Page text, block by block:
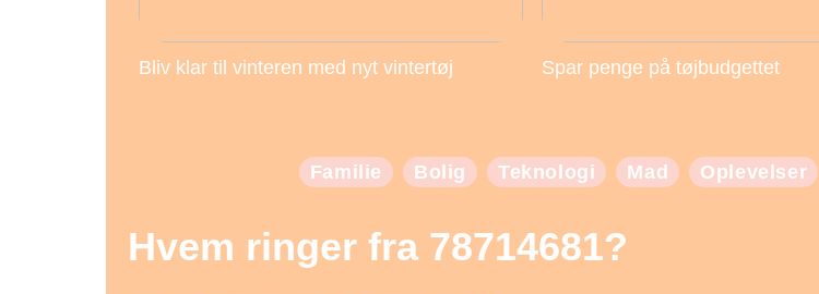
Bliv klar til vinteren med nyt vintertøj Spar penge på tøjbudgettet
Familie Bolig Teknologi Mad Oplevelser
Hvem ringer fra 78714681?